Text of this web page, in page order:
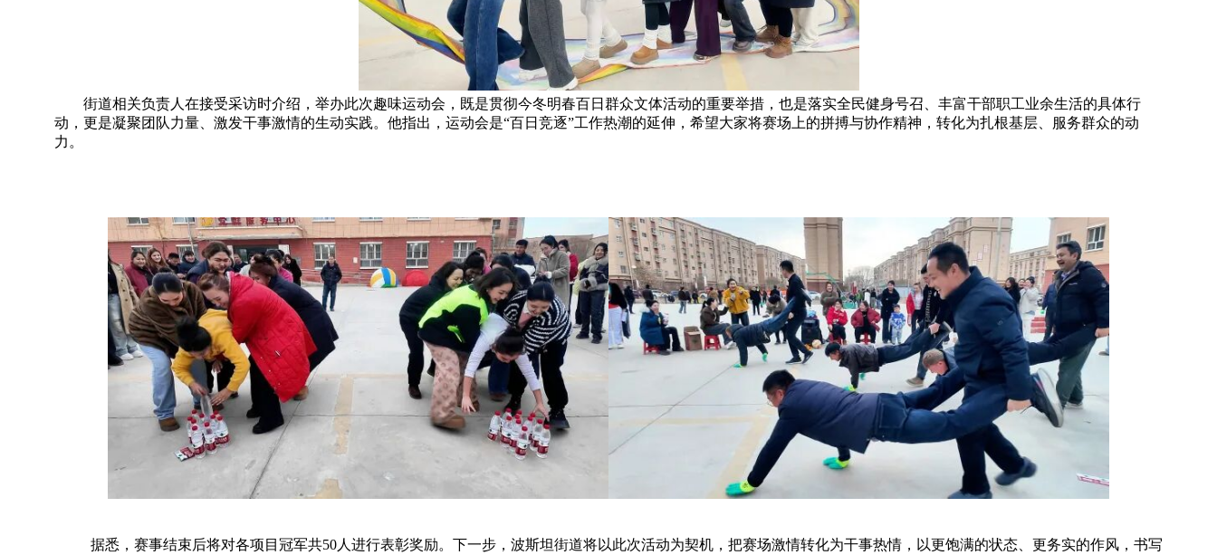
街道相关负责人在接受采访时介绍，举办此次趣味运动会，既是贯彻今冬明春百日群众文体活动的重要举措，也是落实全民健身号召、丰富干部职工业余生活的具体行
动，更是凝聚团队力量、激发干事激情的生动实践。他指出，运动会是“百日竞逐”工作热潮的延伸，希望大家将赛场上的拼搏与协作精神，转化为扎根基层、服务群众的动
力。
据悉，赛事结束后将对各项目冠军共50人进行表彰奖励。下一步，波斯坦街道将以此次活动为契机，把赛场激情转化为干事热情，以更饱满的状态、更务实的作风，书写